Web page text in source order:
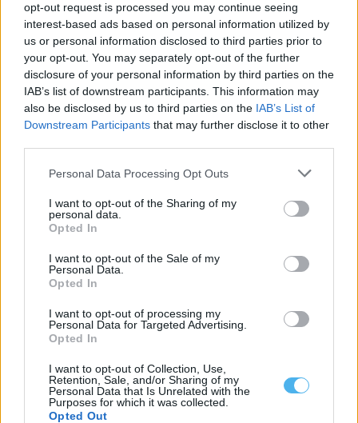
opt-out request is processed you may continue seeing
interest-based ads based on personal information utilized by
us or personal information disclosed to third parties prior to
your opt-out. You may separately opt-out of the further
disclosure of your personal information by third parties on the
IAB’s list of downstream participants. This information may
also be disclosed by us to third parties on the IAB’s List of
Downstream Participants that may further disclose it to other
Personal Data Processing Opt Outs
I want to opt-out of the Sharing of my
personal data.
Opted In
I want to opt-out of the Sale of my
Personal Data.
Opted In
I want to opt-out of processing my
Personal Data for Targeted Advertising.
Opted In
I want to opt-out of Collection, Use,
Retention, Sale, and/or Sharing of my
Personal Data that Is Unrelated with the
Purposes for which it was collected.
Opted Out
Câmara de Alcácer do Sal lança concurso de 283 mil euros
para Ligações Terra-Rio
A Câmara Municipal de Alcácer do Sal lançou um concurso
público para a execução...
7 Agosto, 2026 - 12:45
de água
O abastecimento de água em Aljustrel vai ser reforçado através
de uma empreitada avaliada...